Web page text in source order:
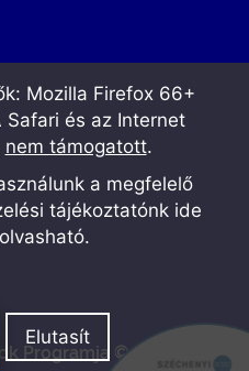
Programja © 2022
Mozilla Firefox 66+
Safari és az Internet
nem támogatott.
a megfelelő
tájékoztatónk ide
.
Elutasít